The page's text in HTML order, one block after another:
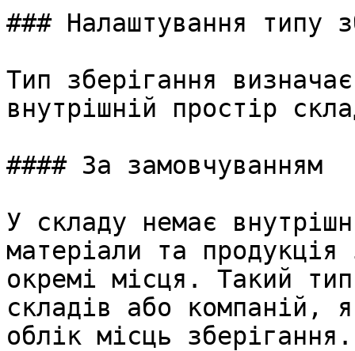
### Налаштування типу
Тип зберігання
внутрішній простір
#### За замовчуванням
У складу немає
матеріали та
окремі місця. Такий
складів або компаній,
облік місць зберігання.